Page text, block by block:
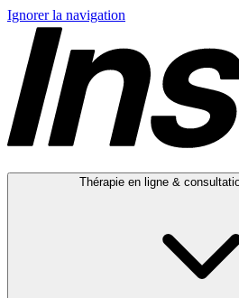
Ignorer la navigation
Thérapie en ligne &